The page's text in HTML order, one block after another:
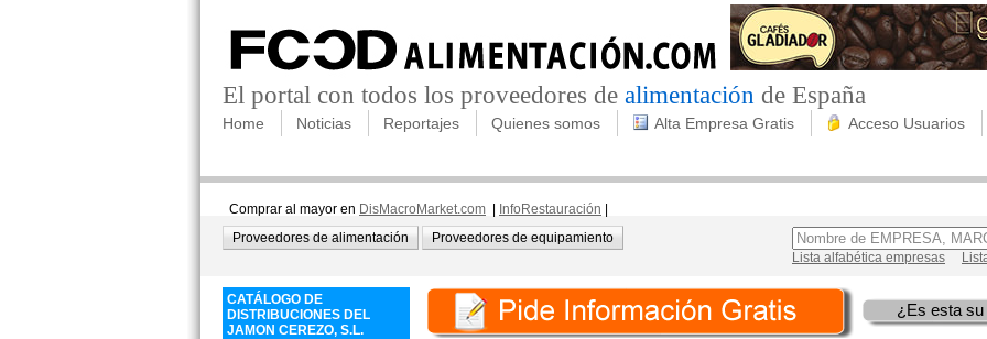
El portal con todos los proveedores de alimentación de España
Home Noticias Reportajes Quienes somos Alta Empresa Gratis Acceso Usuarios
Comprar al mayor en DisMacroMarket.com InfoRestauración
Proveedores de alimentación
Proveedores de equipamiento
Lista alfabética empresas
CATÁLOGO DE
DISTRIBUCIONES DEL
JAMON CEREZO, S.L.
¿Es esta